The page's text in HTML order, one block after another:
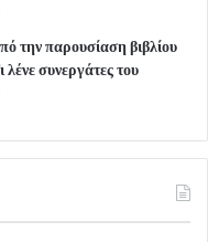
την παρουσίαση βιβλίου
λένε συνεργάτες του